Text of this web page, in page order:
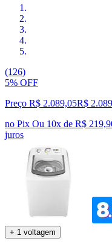
(126)
5% OFF
Preço R$ 2.089,05R$ 2.089
no Pix Ou 10x de R$
juros
+ 1 voltagem